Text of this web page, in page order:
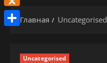
Главная Uncategorised
Uncategorised
Odnoklassniki